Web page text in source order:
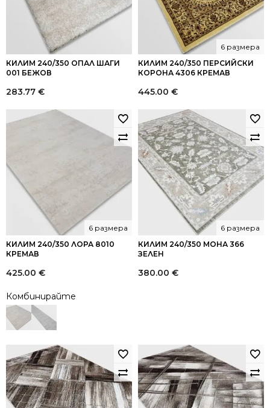
КИЛИМ 240/350 ОПАЛ ШАГИ
001 БЕЖОВ
283.77 €
КИЛИМ 240/350 ПЕРСИЙСКИ
КОРОНА 4306 КРЕМАВ
6 размера
445.00 €
КИЛИМ 240/350 ЛОРА 8010
КРЕМАВ
6 размера
425.00 €
Комбинирайте
КИЛИМ 240/350 МОНА 366
ЗЕЛЕН
6 размера
380.00 €